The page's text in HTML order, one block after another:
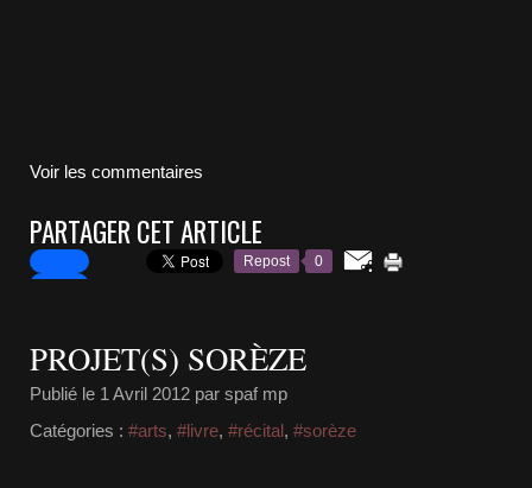
Voir les commentaires
PARTAGER CET ARTICLE
Repost 0
PROJET(S) SORÈZE
Publié le 1 Avril 2012 par spaf mp
Catégories : #arts, #livre, #récital, #sorèze